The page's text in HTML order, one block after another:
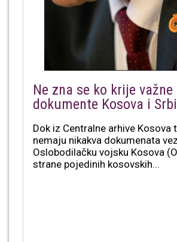
Ne zna se ko krije
dokumente Kosova i
Dok iz Centralne arhive Kosova
nemaju nikakva dokumenata
Oslobodilačku vojsku Kosova
strane pojedinih kosovskih...